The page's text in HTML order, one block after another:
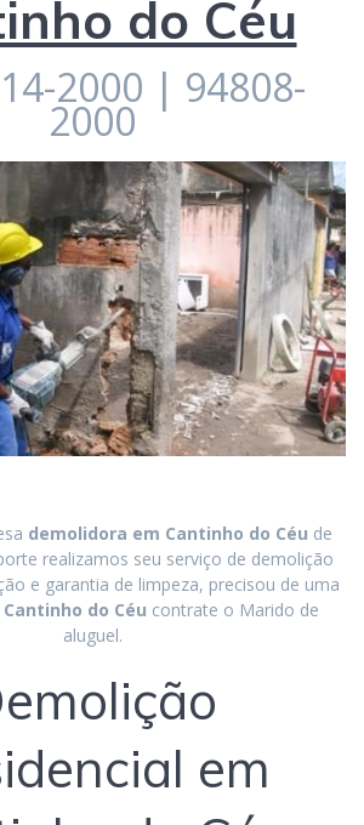
do Céu
2000 | 94808-
2000
demolidora em Cantinho do Céu de
realizamos seu serviço de demolição
e garantia de limpeza, precisou de uma
do Céu contrate o Marido de
aluguel.
em